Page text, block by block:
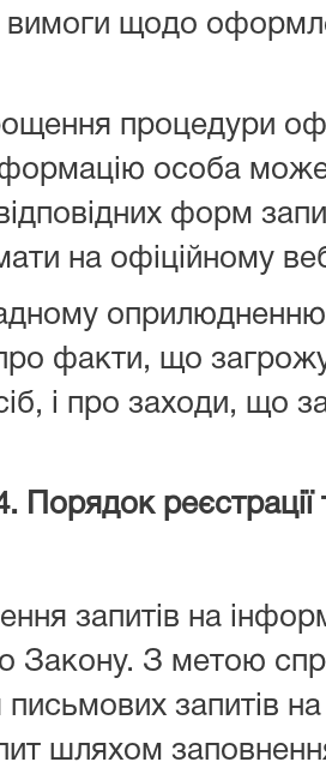
щодо
процедури
особа
форм
на офіційному
оприлюдненню
факти, що
і про заходи, що
Порядок
запитів на
Закону. З метою
запитів
шляхом